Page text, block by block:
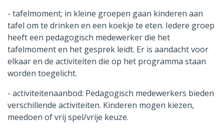
- tafelmoment; in kleine groepen gaan kinderen aan
tafel om te drinken en een koekje te eten. Iedere groep
heeft een pedagogisch medewerker die het
tafelmoment en het gesprek leidt. Er is aandacht voor
elkaar en de activiteiten die op het programma staan
worden toegelicht.
- activiteitenaanbod: Pedagogisch medewerkers bieden
verschillende activiteiten. Kinderen mogen kiezen,
meedoen of vrij spel/vrije keuze.